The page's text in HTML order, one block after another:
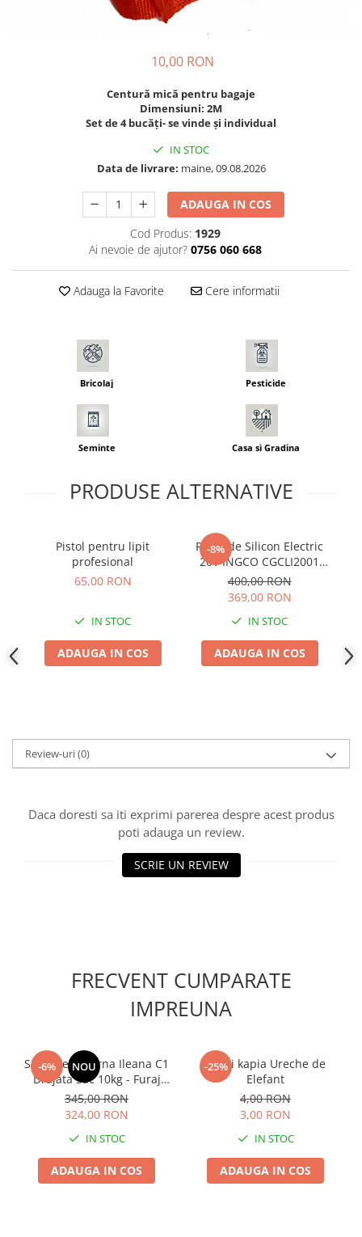
Seminte broccoli
Seminte conopida
Seminte de Patrunjel
Seminte de praz
Seminte dovleac decorativ
Seminte fasole
Seminte mazare
Seminte morcovi
Seminte plante aromatice
Seminte ridichi
Seminte salata
Seminte varza
Seminte Vinete
Seminte zucchini
Seminte pentru germinare
BIO
Tratamente repaus vegetativ
Ingrasaminte plante - ECOLOGICE
Ingrasaminte plante - FLORI
Casa, Gradina
Accesorii agricole
Accesorii gard electric
Accesorii irigat
Araci/ Suporti plante
Candele / Rezerve / Lumanari
10,00 RON
Centură mică pentru bagaje
Dimensiuni: 2M
Set de 4 bucăți- se vinde și individual
IN STOC
Data de livrare: maine, 09.08.2026
ADAUGA IN COS
Cod Produs: 1929
Ai nevoie de ajutor? 0756 060 668
Adauga la Favorite Cere informatii
Bricolaj Pesticide
Seminte Casa si Gradina
PRODUSE ALTERNATIVE
Pistol pentru lipit
profesional
65,00 RON
IN STOC
ADAUGA IN COS
-8%
Pistol de Silicon Electric
20V INGCO CGCLI2001
Solo - Fara Acumulator si
Incarcator
400,00 RON
369,00 RON
IN STOC
ADAUGA IN COS
Review-uri(0)
Daca doresti sa iti exprimi parerea despre acest produs
poti adauga un review.
SCRIE UN REVIEW
FRECVENT CUMPARATE
IMPREUNA
-6% NOU
Seminte Lucerna Ileana C1
Drajata Sac 10kg - Furaj
Premium de Inalta
Productivitate
345,00 RON
324,00 RON
IN STOC
ADAUGA IN COS
-25%
Ardei kapia Ureche de
Elefant
4,00 RON
3,00 RON
IN STOC
ADAUGA IN COS